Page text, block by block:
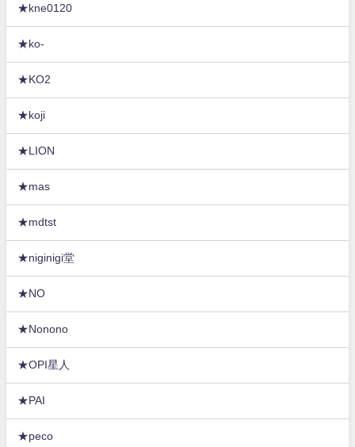
★kne0120
★ko-
★KO2
★koji
★LION
★mas
★mdtst
★niginigi堂
★NO
★Nonono
★OPI星人
★PAI
★peco